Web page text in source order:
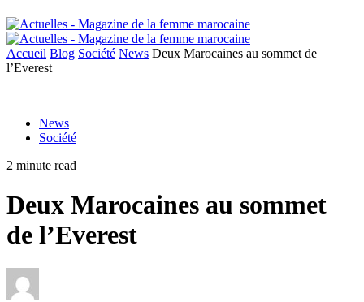
Accueil Blog Société News Deux Marocaines au sommet de
l’Everest
News
Société
2 minute read
Deux Marocaines au sommet
de l’Everest